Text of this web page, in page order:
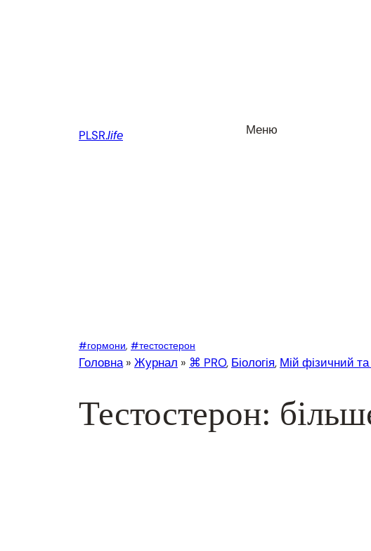
PLSR.life Меню
#гормони, #тестостерон
Головна» Журнал » ⌘ PRO, Біологія, Мій фізичний
Тестостерон: